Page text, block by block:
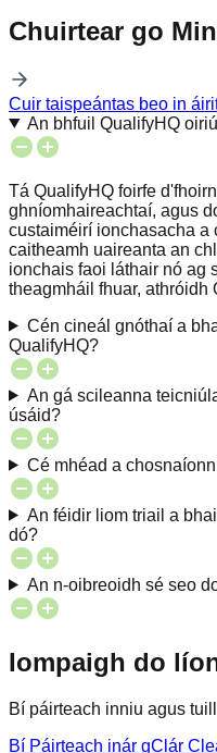
Chuirtear go
Cuir taispeántas beo in
An bhfuil QualifyHQ
Tá QualifyHQ foirfe
ghníomhaireachtaí, agus
custaiméirí ionchasacha a
caitheamh uaireanta an
ionchais faoi láthair nó ag
theagmháil fhuar, athróidh
Cén cineál gnóthaí a
QualifyHQ?
An gá scileanna
úsáid?
Cé mhéad a
An féidir liom triail a
dó?
An n-oibreoidh sé seo
Iompaigh do
Bí páirteach inniu agus
Bí Páirteach inár gClár